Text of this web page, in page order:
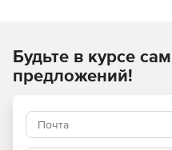
Новые функции
Помимо множества
сканирует компьютер на
небезопасных файлов.
Будьте в курсе
предложений!